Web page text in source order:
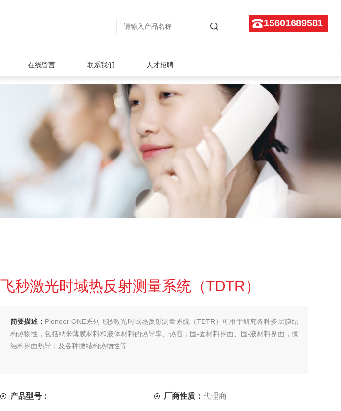
15601689581
在线留言 联系我们 人才招聘
飞秒激光时域热反射测量系统（TDTR）
简要描述： Pioneer-ONE系列飞秒激光时域热反射测量系统（TDTR）可用于研究各种多层膜结
构热物性，包括纳米薄膜材料和液体材料的热导率、热容；固-固材料界面、固-液材料界面，微
结构界面热导；及各种微结构热物性等
产品型号： 厂商性质：代理商